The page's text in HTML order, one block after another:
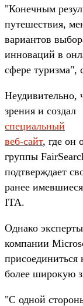
"Конечным
путешествия,
вариантов
инноваций в
сфере туризма",
Неудивительно,
зрения и создал
специальный
веб-сайт, где он
группы
подтверждает
ранее
ITA.
Однако
компании
присоединиться
более широкую
"С одной